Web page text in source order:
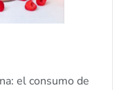
el consumo de